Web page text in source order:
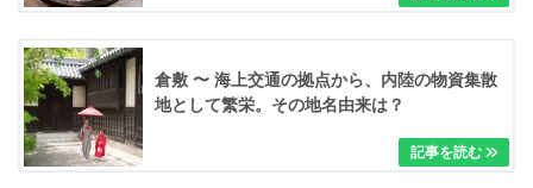
倉敷 〜 海上交通の拠点から、内陸の物資集散
地として繁栄。その地名由来は？